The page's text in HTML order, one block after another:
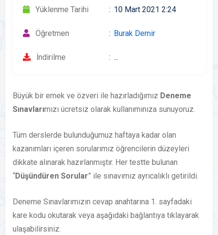
Yüklenme Tarihi 10 Mart 2021 2:24
Öğretmen Burak Demir
İndirilme ...
Büyük bir emek ve özveri ile hazırladığımız Deneme
Sınavlarımızı ücretsiz olarak kullanımınıza sunuyoruz.
Tüm derslerde bulunduğumuz haftaya kadar olan
kazanımları içeren sorularımız öğrencilerin düzeyleri
dikkate alınarak hazırlanmıştır. Her testte bulunan
“Düşündüren Sorular” ile sınavımız ayrıcalıklı getirildi.
Deneme Sınavlarımızın cevap anahtarına 1. sayfadaki
kare kodu okutarak veya aşağıdaki bağlantıya tıklayarak
ulaşabilirsiniz.